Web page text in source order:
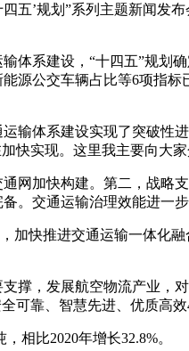
五’规划”系列主题新闻
体系建设，“十四五”规
源公交车辆占比等6项指
输体系建设实现了突破性
快实现。这里我主要向大家
网加快构建。第二，战略
。交通运输治理效能进一
加快推进交通运输一体
撑，发展航空物流产业，
可靠、智慧先进、优质高
相比2020年增长32.8%。